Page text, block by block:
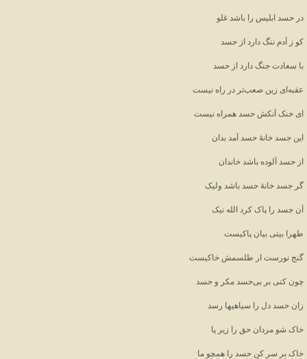
در حسد ابلیس را باشد غلو
کو ز آدم ننگ دارد از حسد
با سعادت جنگ دارد از حسد
عقبه‌ای زین صعب‌تر در راه نیست
ای خنک آنکش حسد همراه نیست
این جسد خانهٔ حسد آمد بدان
از حسد آلوده باشد خاندان
گر جسد خانهٔ حسد باشد ولیک
آن جسد را پاک کرد الله نیک
طهرا بیتی بیان پاکیست
گنج نورست ار طلسمش خاکیست
چون کنی بر بی‌حسد مکر و حسد
زان حسد دل را سیاهیها رسد
خاک شو مردان حق را زیر پا
خاک بر سر کن حسد را همچو ما